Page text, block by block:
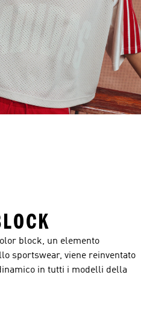
block, un elemento
sportswear, viene reinventato
in tutti i modelli della